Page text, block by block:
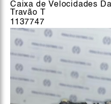
Caixa de Velocidades
Travão T
1137747